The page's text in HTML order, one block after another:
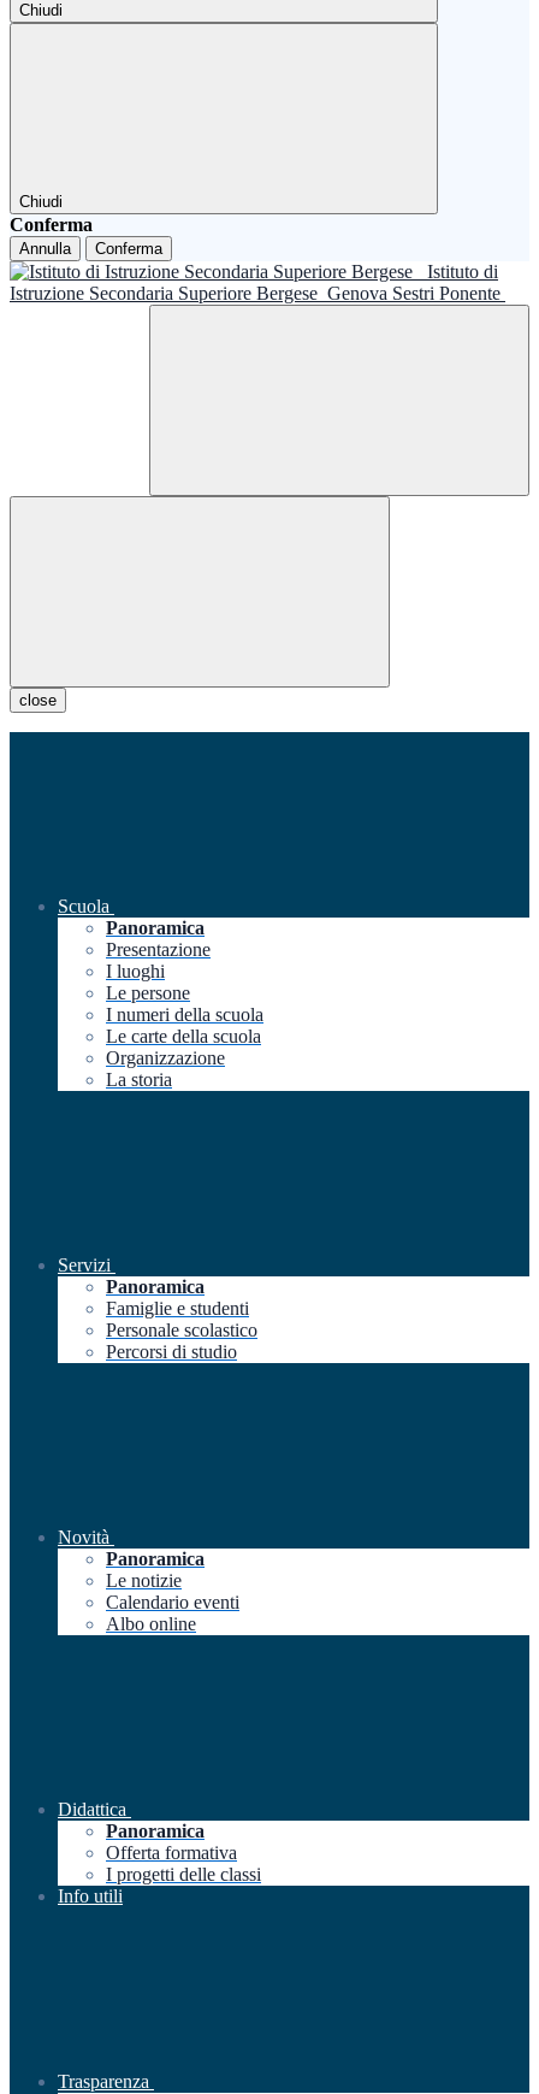
Chiudi
Chiudi
Conferma
Annulla Conferma
Istituto di
Istruzione Secondaria Superiore Bergese Genova Sestri Ponente
close
Scuola
Panoramica
Presentazione
I luoghi
Le persone
I numeri della scuola
Le carte della scuola
Organizzazione
La storia
Servizi
Panoramica
Famiglie e studenti
Personale scolastico
Percorsi di studio
Novità
Panoramica
Le notizie
Calendario eventi
Albo online
Didattica
Panoramica
Offerta formativa
I progetti delle classi
Info utili
Trasparenza